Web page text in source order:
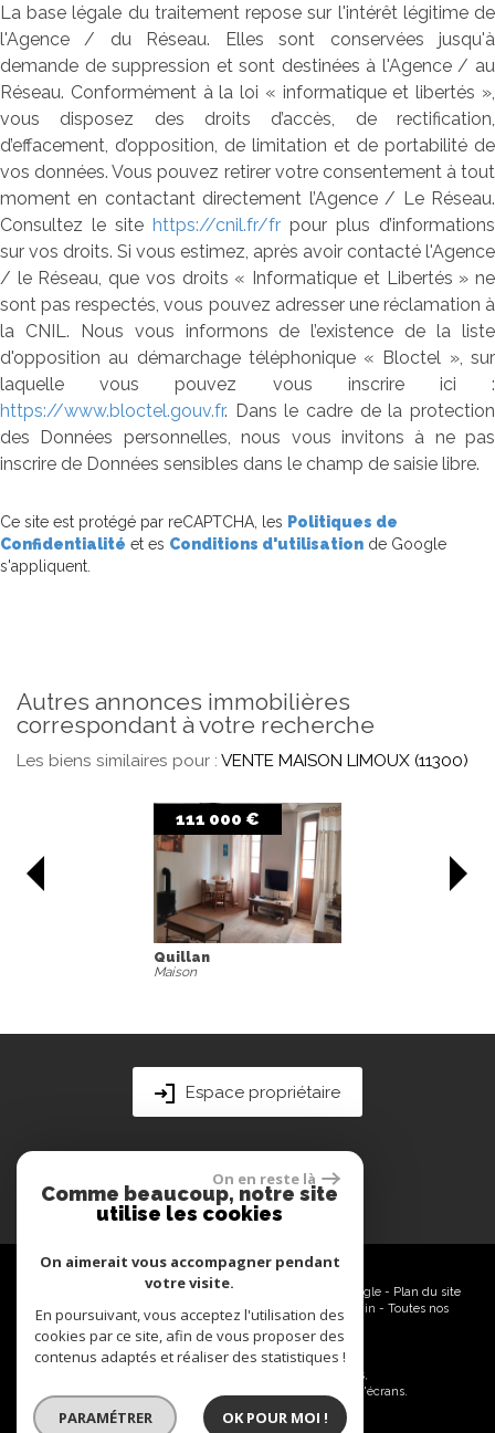
La base légale du traitement repose sur l'intérêt légitime de
l'Agence / du Réseau. Elles sont conservées jusqu'à
demande de suppression et sont destinées à l'Agence / au
Réseau. Conformément à la loi « informatique et libertés »,
vous disposez des droits d’accès, de rectification,
d’effacement, d’opposition, de limitation et de portabilité de
vos données. Vous pouvez retirer votre consentement à tout
moment en contactant directement l’Agence / Le Réseau.
Consultez le site https://cnil.fr/fr pour plus d’informations
sur vos droits. Si vous estimez, après avoir contacté l'Agence
/ le Réseau, que vos droits « Informatique et Libertés » ne
sont pas respectés, vous pouvez adresser une réclamation à
la CNIL. Nous vous informons de l’existence de la liste
d'opposition au démarchage téléphonique « Bloctel », sur
laquelle vous pouvez vous inscrire ici :
https://www.bloctel.gouv.fr. Dans le cadre de la protection
des Données personnelles, nous vous invitons à ne pas
inscrire de Données sensibles dans le champ de saisie libre.
Ce site est protégé par reCAPTCHA, les Politiques de
Confidentialité et es Conditions d'utilisation de Google
s'appliquent.
autres annonces immobilières
correspondant à votre recherche
Les biens similaires pour : VENTE MAISON LIMOUX (11300)
Espace propriétaire
© 2026 | Tous droits réservés | Traduction powered by Google - Plan du site
Mentions légales Nos honoraires- Partenaires - Admin - Toutes nos
Site internet compatible multi-supports,
un seul site adaptable à tous les types d'écrans.
On en reste là
Comme beaucoup, notre site
utilise les cookies
On aimerait vous accompagner pendant
votre visite.
En poursuivant, vous acceptez l'utilisation des
cookies par ce site, afin de vous proposer des
contenus adaptés et réaliser des statistiques !
PARAMÉTRER OK POUR MOI !